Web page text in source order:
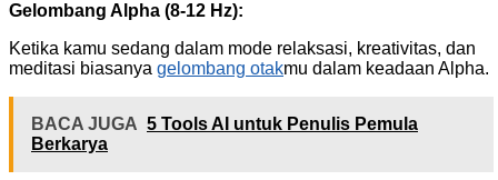
Gelombang Alpha (8-12 Hz):
Ketika kamu sedang dalam mode relaksasi, kreativitas, dan
meditasi biasanya gelombang otakmu dalam keadaan Alpha.
BACA JUGA 5 Tools AI untuk Penulis Pemula
Berkarya